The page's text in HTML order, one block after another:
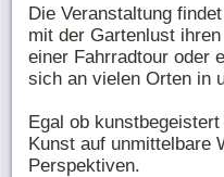
Die Veranstaltung
mit der Gartenlust
einer Fahrradtour oder
sich an vielen Orten in
Egal ob
Kunst auf unmittelbare
Perspektiven.